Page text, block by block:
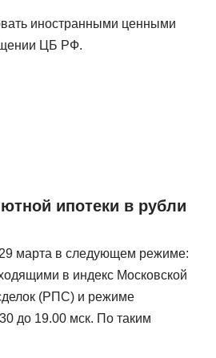
иностранными ценными
ЦБ РФ.
ипотеки в рубли
марта в следующем режиме:
в индекс Московской
(РПС) и режиме
до 19.00 мск. По таким